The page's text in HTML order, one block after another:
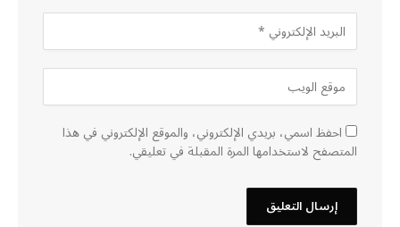
احفظ اسمي، بريدي الإلكتروني، والموقع الإلكتروني في هذا
المتصفح لاستخدامها المرة المقبلة في تعليقي.